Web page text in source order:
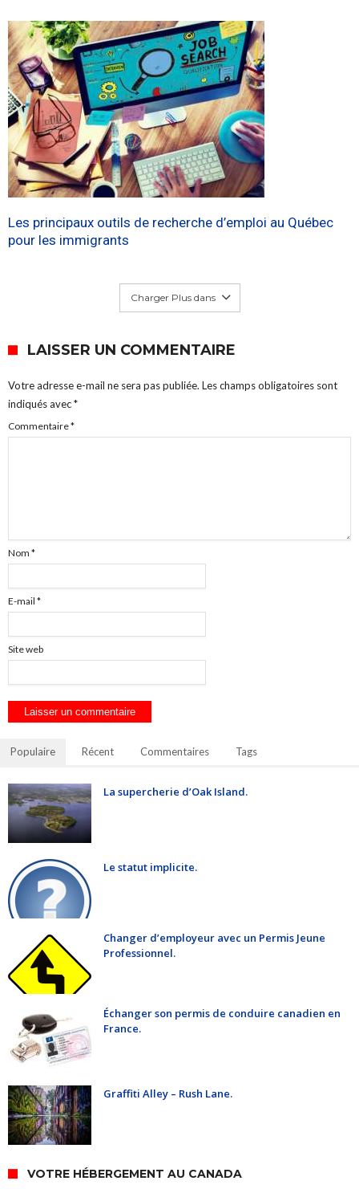
Les principaux outils de recherche d’emploi au Québec
pour les immigrants
Charger Plus dans
LAISSER UN COMMENTAIRE
Votre adresse e-mail ne sera pas publiée. Les champs obligatoires sont
indiqués avec*
Commentaire*
Nom *
E-mail *
Site web
Populaire Récent Commentaires Tags
La supercherie d’Oak Island.
Le statut implicite.
Changer d’employeur avec un Permis Jeune
Professionnel.
Échanger son permis de conduire canadien en
France.
Graffiti Alley – Rush Lane.
VOTRE HÉBERGEMENT AU CANADA